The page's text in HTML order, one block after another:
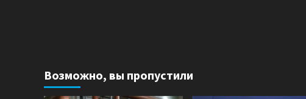
Возможно, вы пропустили